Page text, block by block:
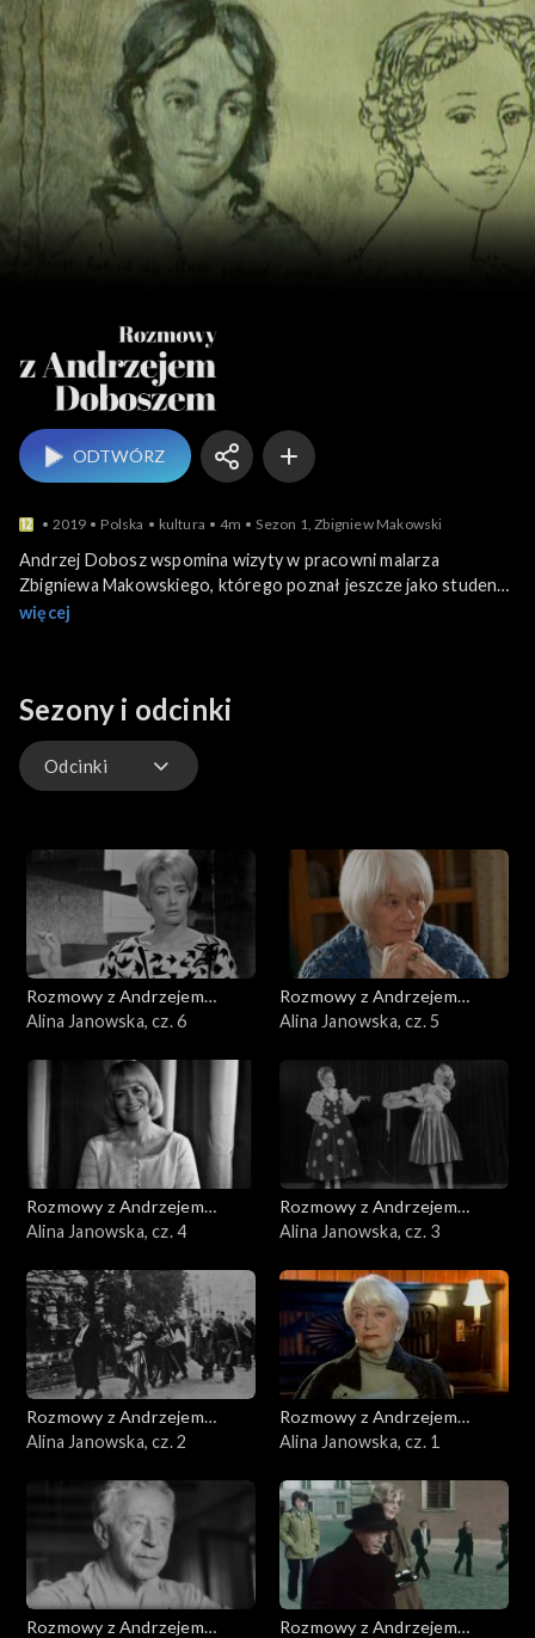
Rozmowy z
ODTWÓRZ
2019 Polska kultura 4m Sezon 1, Zbigniew Makowski
Andrzej Dobosz wspomina wizyty w pracowni malarza
Zbigniewa Makowskiego, którego poznał jeszcze jako student
Uniwersytetu Warszawskiego.
więcej
Sezony i odcinki
Odcinki
Rozmowy z Andrzejem
Doboszem
Alina Janowska, cz. 6
Rozmowy z Andrzejem
Doboszem
Alina Janowska, cz. 5
Rozmowy z Andrzejem
Doboszem
Alina Janowska, cz. 4
Rozmowy z Andrzejem
Doboszem
Alina Janowska, cz. 3
Rozmowy z Andrzejem
Doboszem
Alina Janowska, cz. 2
Rozmowy z Andrzejem
Doboszem
Alina Janowska, cz. 1
Rozmowy z Andrzejem
Rozmowy z Andrzejem